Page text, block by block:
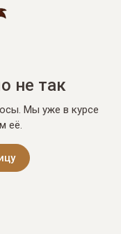
не так
Мы уже в курсе
её.